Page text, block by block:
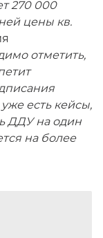
270 000
цены кв.
отметить,
есть кейсы,
ДДУ на один
на более